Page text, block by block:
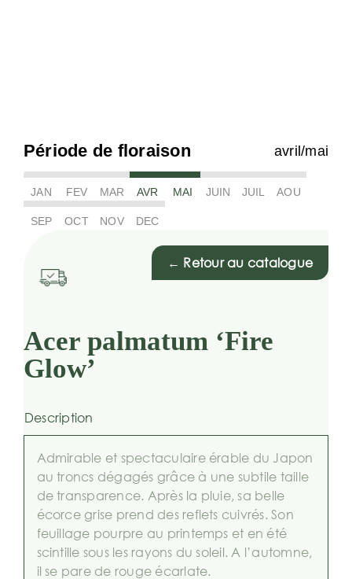
Période de floraison avril/mai
JAN FEV MAR AVR MAI JUIN JUIL AOU
SEP OCT NOV DEC
← Retour au catalogue
Acer palmatum ‘Fire
Glow’
Description
Admirable et spectaculaire érable du Japon
au troncs dégagés grâce à une subtile taille
de transparence. Après la pluie, sa belle
écorce grise prend des reflets cuivrés. Son
feuillage pourpre au printemps et en été
scintille sous les rayons du soleil. A l’automne,
il se pare de rouge écarlate.